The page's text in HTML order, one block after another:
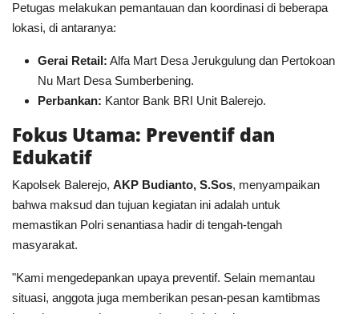
​Petugas melakukan pemantauan dan koordinasi di beberapa
lokasi, di antaranya:
Gerai Retail: Alfa Mart Desa Jerukgulung dan Pertokoan
Nu Mart Desa Sumberbening.
Perbankan: Kantor Bank BRI Unit Balerejo.
Fokus Utama: Preventif dan
Edukatif
​Kapolsek Balerejo, AKP Budianto, S.Sos, menyampaikan
bahwa maksud dan tujuan kegiatan ini adalah untuk
memastikan Polri senantiasa hadir di tengah-tengah
masyarakat.
​"Kami mengedepankan upaya preventif. Selain memantau
situasi, anggota juga memberikan pesan-pesan kamtibmas